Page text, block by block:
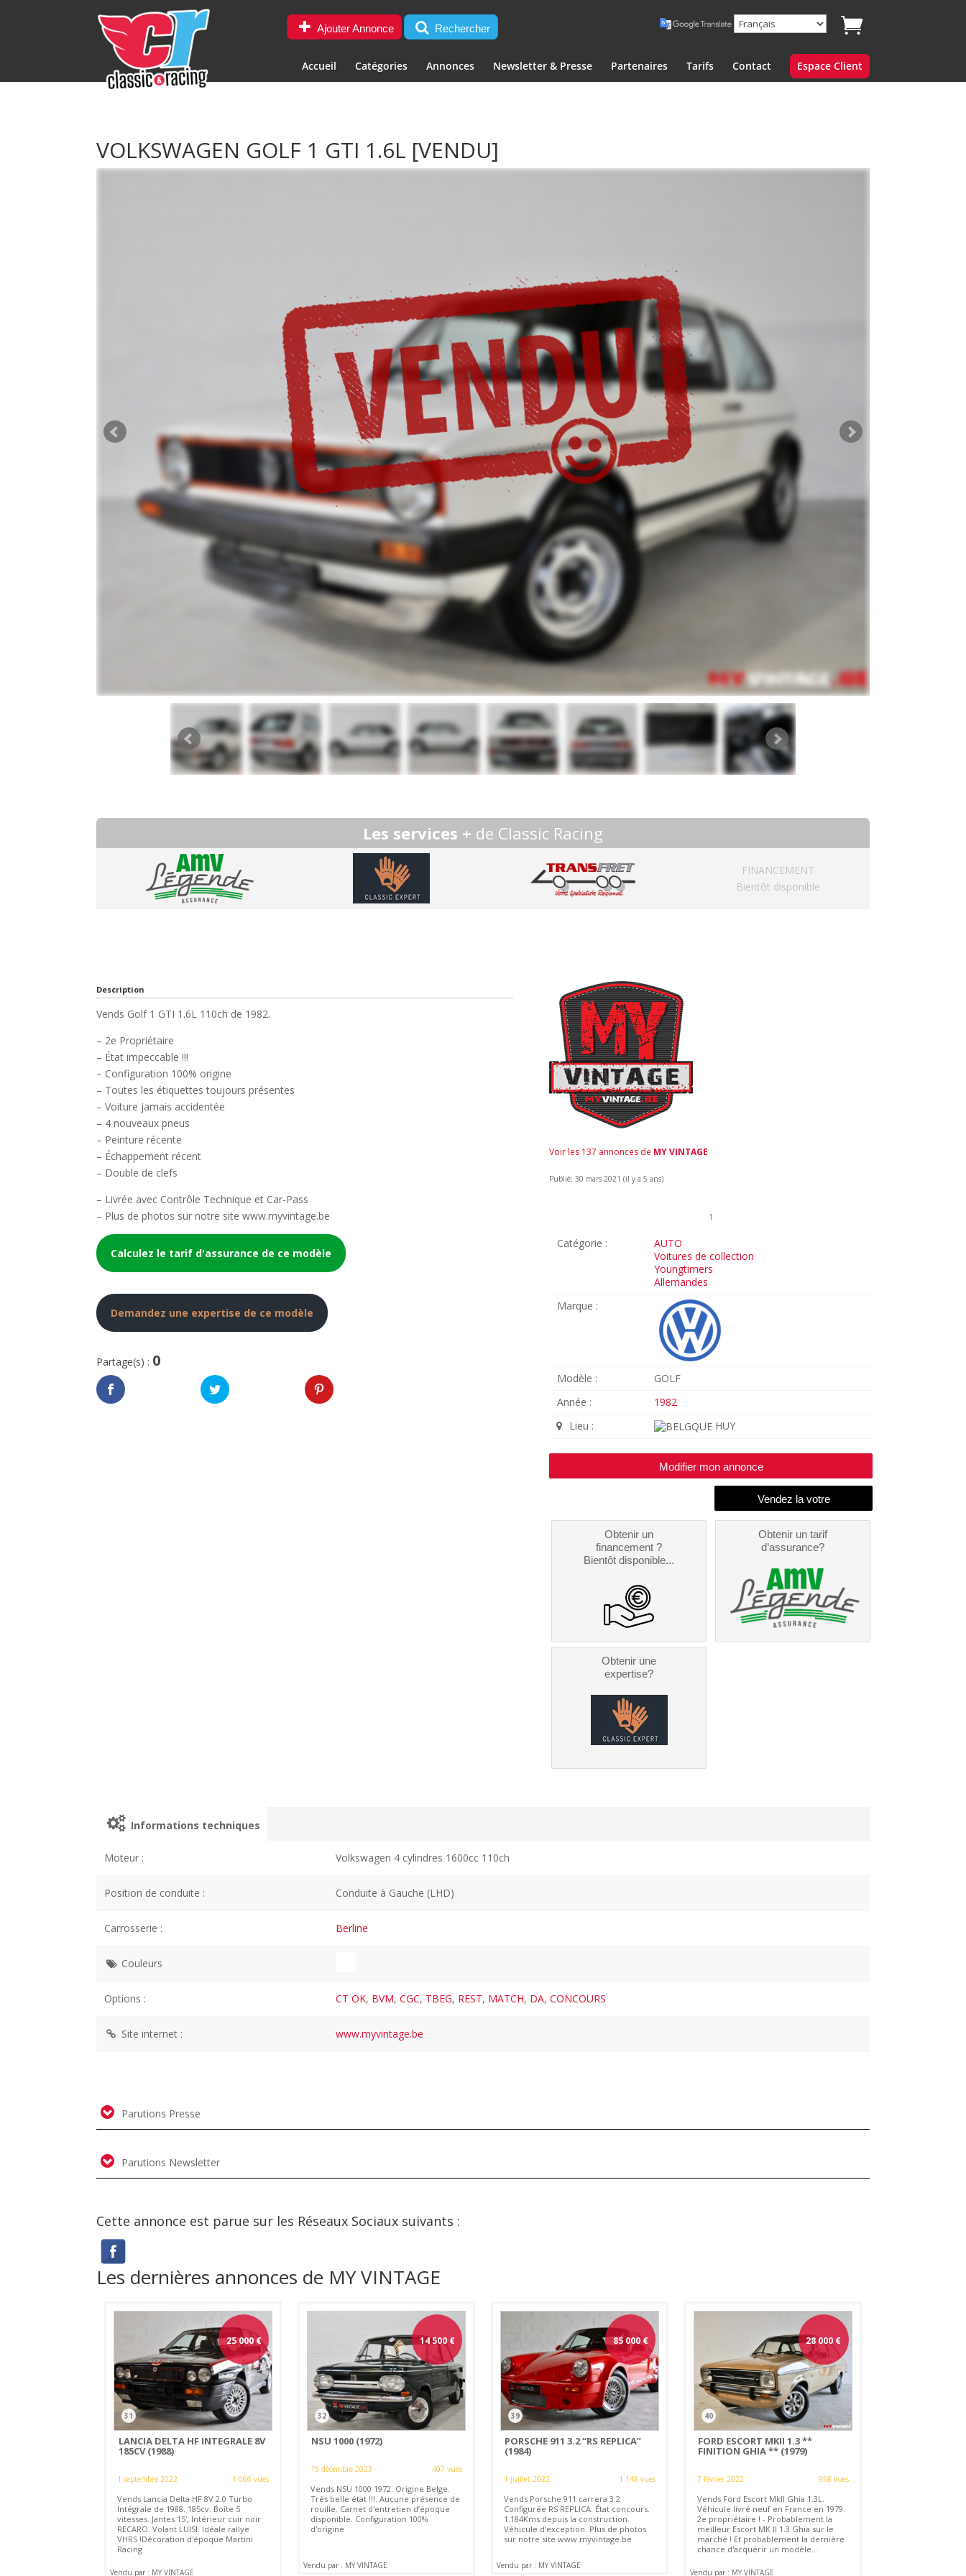
Ajouter Annonce Rechercher
Accueil Catégories Annonces Newsletter & Presse Partenaires Tarifs Contact Espace Client
VOLKSWAGEN GOLF 1 GTI 1.6L [VENDU]
Les services + de Classic Racing
FINANCEMENT
Bientôt disponible
Description
Vends Golf 1 GTI 1.6L 110ch de 1982.
– 2e Propriétaire
– État impeccable !!!
– Configuration 100% origine
– Toutes les étiquettes toujours présentes
– Voiture jamais accidentée
– 4 nouveaux pneus
– Peinture récente
– Échappement récent
– Double de clefs
– Livrée avec Contrôle Technique et Car-Pass
– Plus de photos sur notre site www.myvintage.be
Calculez le tarif d'assurance de ce modèle
Demandez une expertise de ce modèle
Partage(s) : 0
Voir les 137 annonces de MY VINTAGE
Publié: 30 mars 2021 (il y a 5 ans)
1
Catégorie :
AUTO
Voitures de collection
Youngtimers
Allemandes
Marque :
Modèle :
GOLF
Année :
1982
Lieu :
HUY
Modifier mon annonce
Obtenir un
financement ?
Bientôt disponible...
Obtenir un tarif
d’assurance?
Obtenir une
expertise?
Informations techniques
Moteur : Volkswagen 4 cylindres 1600cc 110ch
Position de conduite : Conduite à Gauche (LHD)
Carrosserie : Berline
Couleurs
Options : CT OK, BVM,CGC, TBEG, REST, MATCH, DA,CONCOURS
Site internet : www.myvintage.be
Parutions Presse
Parutions Newsletter
Cette annonce est parue sur les Réseaux Sociaux suivants :
Les dernières annonces de MY VINTAGE
25 000€
31
LANCIA DELTA HF INTEGRALE 8V
185CV (1988)
1 septembre 2022 1 066 vues
Vends Lancia Delta HF 8V 2.0 Turbo
Intégrale de 1988. 185cv. Boîte 5
vitesses. Jantes 15', Intérieur cuir noir
RECARO. Volant LUISI. Idéale rallye
VHRS !Décoration d'époque Martini
Racing
Vendu par : MY VINTAGE
14 500€
32
NSU 1000 (1972)
15 décembre 2023 407 vues
Vends NSU 1000 1972. Origine Belge.
Très belle état !!!. Aucune présence de
rouille. Carnet d'entretien d’époque
disponible. Configuration 100%
d'origine
Vendu par : MY VINTAGE
85 000€
39
PORSCHE 911 3.2 “RS REPLICA”
(1984)
1 juillet 2022 1 148 vues
Vends Porsche 911 carrera 3.2
Configurée RS REPLICA. État concours.
1.184Kms depuis la construction.
Véhicule d’exception. Plus de photos
sur notre site www.myvintage.be
Vendu par : MY VINTAGE
28 000 €
40
FORD ESCORT MKII 1.3 **
FINITION GHIA ** (1979)
7 février 2022 958 vues
Vends Ford Escort MkII Ghia 1.3L.
Véhicule livré neuf en France en 1979.
2e propriétaire ! - Probablement la
meilleur Escort MK II 1.3 Ghia sur le
marché ! Et probablement la dernière
chance d'acquérir un modèle...
Vendu par : MY VINTAGE